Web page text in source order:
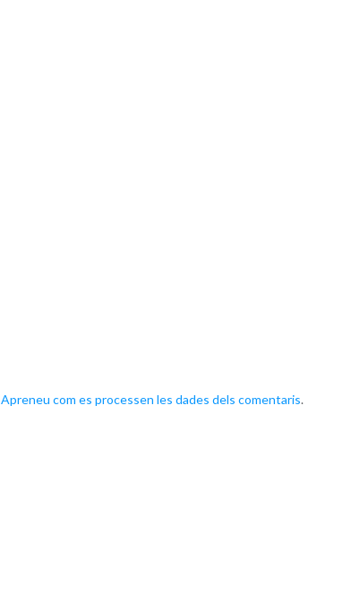
Apreneu com es processen les dades dels comentaris.